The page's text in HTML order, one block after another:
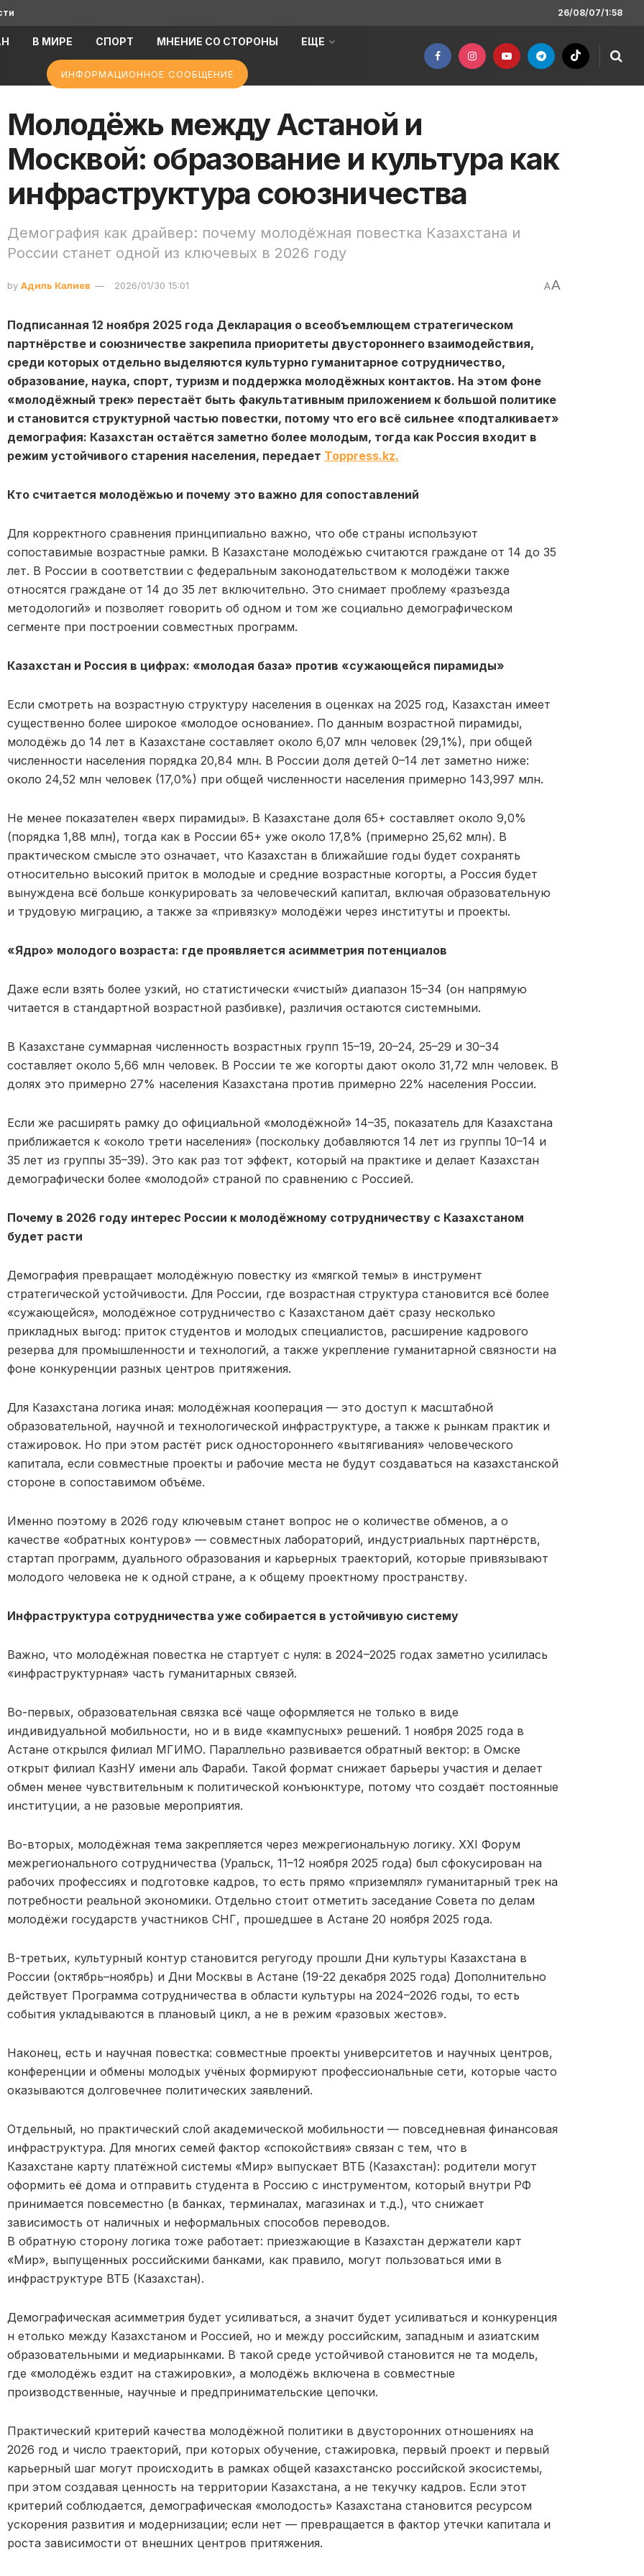
26/08/07/1:58
В МИРЕ СПОРТ МНЕНИЕ СО СТОРОНЫ ЕЩЕ
ИНФОРМАЦИОННОЕ СООБЩЕНИЕ
Молодёжь между Астаной и
Москвой: образование и культура как
инфраструктура союзничества
Демография как драйвер: почему молодёжная повестка Казахстана и
России станет одной из ключевых в 2026 году
by Адиль Калиев 2026/01/30 15:01 AA
Подписанная 12 ноября 2025 года Декларация о всеобъемлющем стратегическом
партнёрстве и союзничестве закрепила приоритеты двустороннего взаимодействия,
среди которых отдельно выделяются культурно гуманитарное сотрудничество,
образование, наука, спорт, туризм и поддержка молодёжных контактов. На этом фоне
«молодёжный трек» перестаёт быть факультативным приложением к большой политике
и становится структурной частью повестки, потому что его всё сильнее «подталкивает»
демография: Казахстан остаётся заметно более молодым, тогда как Россия входит в
режим устойчивого старения населения, передает Toppress.kz.
Кто считается молодёжью и почему это важно для сопоставлений
Для корректного сравнения принципиально важно, что обе страны используют
сопоставимые возрастные рамки. В Казахстане молодёжью считаются граждане от 14 до 35
лет. В России в соответствии с федеральным законодательством к молодёжи также
относятся граждане от 14 до 35 лет включительно. Это снимает проблему «разъезда
методологий» и позволяет говорить об одном и том же социально демографическом
сегменте при построении совместных программ.
Казахстан и Россия в цифрах: «молодая база» против «сужающейся пирамиды»
Если смотреть на возрастную структуру населения в оценках на 2025 год, Казахстан имеет
существенно более широкое «молодое основание». По данным возрастной пирамиды,
молодёжь до 14 лет в Казахстане составляет около 6,07 млн человек (29,1%), при общей
численности населения порядка 20,84 млн. В России доля детей 0–14 лет заметно ниже:
около 24,52 млн человек (17,0%) при общей численности населения примерно 143,997 млн.
Не менее показателен «верх пирамиды». В Казахстане доля 65+ составляет около 9,0%
(порядка 1,88 млн), тогда как в России 65+ уже около 17,8% (примерно 25,62 млн). В
практическом смысле это означает, что Казахстан в ближайшие годы будет сохранять
относительно высокий приток в молодые и средние возрастные когорты, а Россия будет
вынуждена всё больше конкурировать за человеческий капитал, включая образовательную
и трудовую миграцию, а также за «привязку» молодёжи через институты и проекты.
«Ядро» молодого возраста: где проявляется асимметрия потенциалов
Даже если взять более узкий, но статистически «чистый» диапазон 15–34 (он напрямую
читается в стандартной возрастной разбивке), различия остаются системными.
В Казахстане суммарная численность возрастных групп 15–19, 20–24, 25–29 и 30–34
составляет около 5,66 млн человек. В России те же когорты дают около 31,72 млн человек. В
долях это примерно 27% населения Казахстана против примерно 22% населения России.
Если же расширять рамку до официальной «молодёжной» 14–35, показатель для Казахстана
приближается к «около трети населения» (поскольку добавляются 14 лет из группы 10–14 и
35 лет из группы 35–39). Это как раз тот эффект, который на практике и делает Казахстан
демографически более «молодой» страной по сравнению с Россией.
Почему в 2026 году интерес России к молодёжному сотрудничеству с Казахстаном
будет расти
Демография превращает молодёжную повестку из «мягкой темы» в инструмент
стратегической устойчивости. Для России, где возрастная структура становится всё более
«сужающейся», молодёжное сотрудничество с Казахстаном даёт сразу несколько
прикладных выгод: приток студентов и молодых специалистов, расширение кадрового
резерва для промышленности и технологий, а также укрепление гуманитарной связности на
фоне конкуренции разных центров притяжения.
Для Казахстана логика иная: молодёжная кооперация — это доступ к масштабной
образовательной, научной и технологической инфраструктуре, а также к рынкам практик и
стажировок. Но при этом растёт риск одностороннего «вытягивания» человеческого
капитала, если совместные проекты и рабочие места не будут создаваться на казахстанской
стороне в сопоставимом объёме.
Именно поэтому в 2026 году ключевым станет вопрос не о количестве обменов, а о
качестве «обратных контуров» — совместных лабораторий, индустриальных партнёрств,
стартап программ, дуального образования и карьерных траекторий, которые привязывают
молодого человека не к одной стране, а к общему проектному пространству.
Инфраструктура сотрудничества уже собирается в устойчивую систему
Важно, что молодёжная повестка не стартует с нуля: в 2024–2025 годах заметно усилилась
«инфраструктурная» часть гуманитарных связей.
Во-первых, образовательная связка всё чаще оформляется не только в виде
индивидуальной мобильности, но и в виде «кампусных» решений. 1 ноября 2025 года в
Астане открылся филиал МГИМО. Параллельно развивается обратный вектор: в Омске
открыт филиал КазНУ имени аль Фараби. Такой формат снижает барьеры участия и делает
обмен менее чувствительным к политической конъюнктуре, потому что создаёт постоянные
институции, а не разовые мероприятия.
Во-вторых, молодёжная тема закрепляется через межрегиональную логику. XXI Форум
межрегионального сотрудничества (Уральск, 11–12 ноября 2025 года) был сфокусирован на
рабочих профессиях и подготовке кадров, то есть прямо «приземлял» гуманитарный трек на
потребности реальной экономики. Отдельно стоит отметить заседание Совета по делам
молодёжи государств участников СНГ, прошедшее в Астане 20 ноября 2025 года.
В-третьих, культурный контур становится регугоду прошли Дни культуры Казахстана в
России (октябрь–ноябрь) и Дни Москвы в Астане (19-22 декабря 2025 года) Дополнительно
действует Программа сотрудничества в области культуры на 2024–2026 годы, то есть
события укладываются в плановый цикл, а не в режим «разовых жестов».
Наконец, есть и научная повестка: совместные проекты университетов и научных центров,
конференции и обмены молодых учёных формируют профессиональные сети, которые часто
оказываются долговечнее политических заявлений.
Отдельный, но практический слой академической мобильности — повседневная финансовая
инфраструктура. Для многих семей фактор «спокойствия» связан с тем, что в
Казахстане карту платёжной системы «Мир» выпускает ВТБ (Казахстан): родители могут
оформить её дома и отправить студента в Россию с инструментом, который внутри РФ
принимается повсеместно (в банках, терминалах, магазинах и т.д.), что снижает
зависимость от наличных и неформальных способов переводов.
В обратную сторону логика тоже работает: приезжающие в Казахстан держатели карт
«Мир», выпущенных российскими банками, как правило, могут пользоваться ими в
инфраструктуре ВТБ (Казахстан).
Демографическая асимметрия будет усиливаться, а значит будет усиливаться и конкуренция
н етолько между Казахстаном и Россией, но и между российским, западным и азиатским
образовательными и медиарынками. В такой среде устойчивой становится не та модель,
где «молодёжь ездит на стажировки», а молодёжь включена в совместные
производственные, научные и предпринимательские цепочки.
Практический критерий качества молодёжной политики в двусторонних отношениях на
2026 год и число траекторий, при которых обучение, стажировка, первый проект и первый
карьерный шаг могут происходить в рамках общей казахстанско российской экосистемы,
при этом создавая ценность на территории Казахстана, а не текучку кадров. Если этот
критерий соблюдается, демографическая «молодость» Казахстана становится ресурсом
ускорения развития и модернизации; если нет — превращается в фактор утечки капитала и
роста зависимости от внешних центров притяжения.